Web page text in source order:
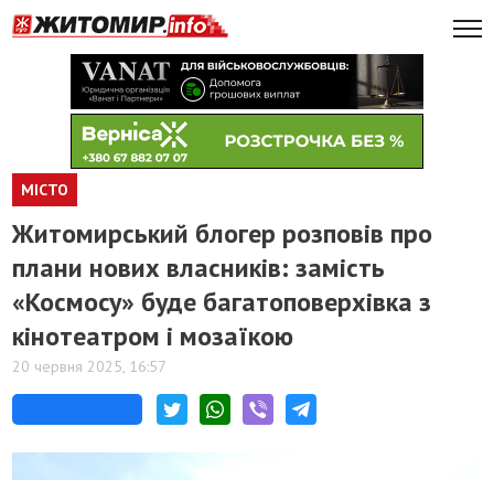
МІСТО
Житомирський блогер розповів про
плани нових власників: замість
«Космосу» буде багатоповерхівка з
кінотеатром і мозаїкою
20 червня 2025, 16:57